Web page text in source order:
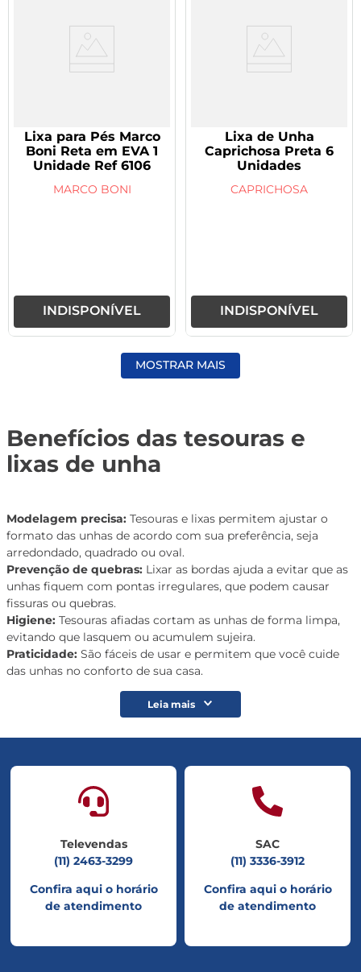
Lixa para Pés Marco
Boni Reta em EVA 1
Unidade Ref 6106
MARCO BONI
INDISPONÍVEL
Lixa de Unha
Caprichosa Preta 6
Unidades
CAPRICHOSA
INDISPONÍVEL
MOSTRAR MAIS
Benefícios das tesouras e
lixas de unha
Modelagem precisa: Tesouras e lixas permitem ajustar o
formato das unhas de acordo com sua preferência, seja
arredondado, quadrado ou oval.
Prevenção de quebras: Lixar as bordas ajuda a evitar que as
unhas fiquem com pontas irregulares, que podem causar
fissuras ou quebras.
Higiene: Tesouras afiadas cortam as unhas de forma limpa,
evitando que lasquem ou acumulem sujeira.
Praticidade: São fáceis de usar e permitem que você cuide
das unhas no conforto de sua casa.
Leia mais
Televendas
(11) 2463-3299
Confira aqui o horário
de atendimento
SAC
(11) 3336-3912
Confira aqui o horário
de atendimento